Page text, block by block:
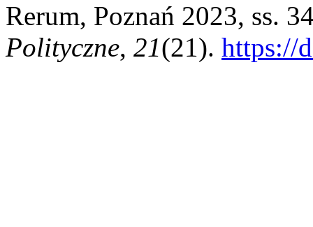
Rerum, Poznań 2023, ss.
Polityczne, 21(21). https://